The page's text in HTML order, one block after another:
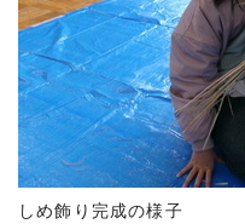
しめ飾り完成の様子